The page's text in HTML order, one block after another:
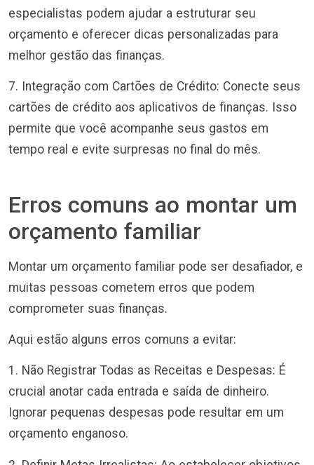
especialistas podem ajudar a estruturar seu
orçamento e oferecer dicas personalizadas para
melhor gestão das finanças.
7. Integração com Cartões de Crédito: Conecte seus
cartões de crédito aos aplicativos de finanças. Isso
permite que você acompanhe seus gastos em
tempo real e evite surpresas no final do mês.
Erros comuns ao montar um
orçamento familiar
Montar um orçamento familiar pode ser desafiador, e
muitas pessoas cometem erros que podem
comprometer suas finanças.
Aqui estão alguns erros comuns a evitar:
1. Não Registrar Todas as Receitas e Despesas: É
crucial anotar cada entrada e saída de dinheiro.
Ignorar pequenas despesas pode resultar em um
orçamento enganoso.